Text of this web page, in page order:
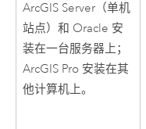
ArcGIS Server （单机
站点）和 Oracle 安
装在一台服务器上；
ArcGIS Pro 安装在其
他计算机上。